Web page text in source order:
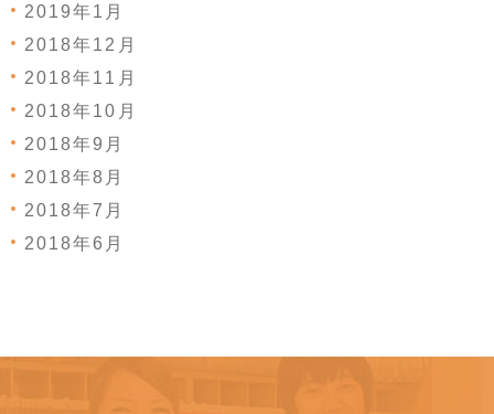
2019年1月
2018年12月
2018年11月
2018年10月
2018年9月
2018年8月
2018年7月
2018年6月